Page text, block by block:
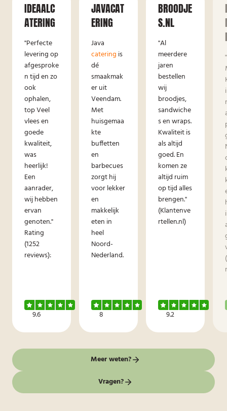
IDEAALC
ATERING
"Perfecte
levering op
afgesproke
n tijd en zo
ook
ophalen,
top Veel
vlees en
goede
kwaliteit,
was
heerlijk!
Een
aanrader,
wij hebben
ervan
genoten."
Rating
(1252
reviews):
9.6
JAVACAT
ERING
Java
catering is
dé
smaakmak
er uit
Veendam.
Met
huisgemaa
kte
buffetten
en
barbecues
zorgt hij
voor lekker
en
makkelijk
eten in
heel
Noord-
Nederland.
8
BROODJE
S.NL
"Al
meerdere
jaren
bestellen
wij
broodjes,
sandwiche
s en wraps.
Kwaliteit is
als altijd
goed. En
komen ze
altijd ruim
op tijd alles
brengen."
(Klantenve
rtellen.nl)
9.2
Meer weten?
Vragen?